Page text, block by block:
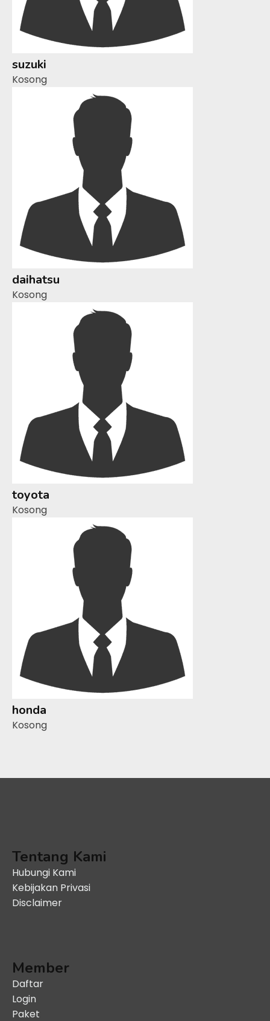
suzuki
Kosong
daihatsu
Kosong
toyota
Kosong
honda
Kosong
Tentang Kami
Hubungi Kami
Kebijakan Privasi
Disclaimer
Member
Daftar
Login
Paket